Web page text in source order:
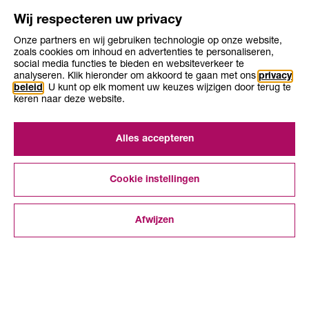
INTERESSESBLADERENZOEKENVERGELIJKENONTDEKKEN
Opleiding
niveau
Niveau 2
Opleiding
duur
1-2 jaar
Leerweg
bol
Over KiesMBO.nl
Wij respecteren uw privacy
Onze partners en wij gebruiken technologie op onze website,
zoals cookies om inhoud en advertenties te personaliseren,
social media functies te bieden en websiteverkeer te
analyseren. Klik hieronder om akkoord te gaan met ons privacy
beleid . U kunt op elk moment uw keuzes wijzigen door terug te
keren naar deze website.
Alles accepteren
Cookie instellingen
Afwijzen